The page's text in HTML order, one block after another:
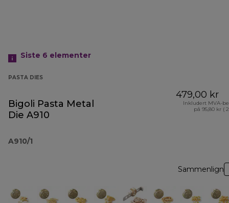
Siste 6 elementer
PASTA DIES
Bigoli Pasta Metal
Die A910
A910/1
479,00 kr
Inkludert MVA-
på 95,80 kr (
Sammenlign